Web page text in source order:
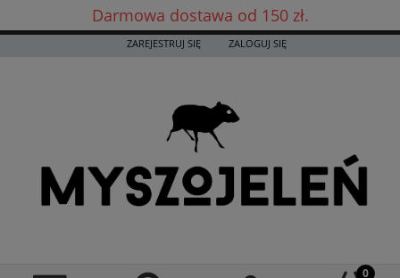
Darmowa dostawa od 150 zł.
Darmowa dostawa już od 150 zł! ✨
ZAREJESTRUJ SIĘ ZALOGUJ SIĘ